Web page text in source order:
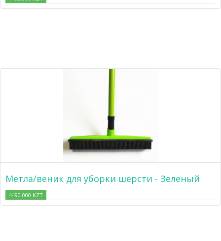
Метла/веник для уборки шерсти - Зеленый
4490.000 KZT